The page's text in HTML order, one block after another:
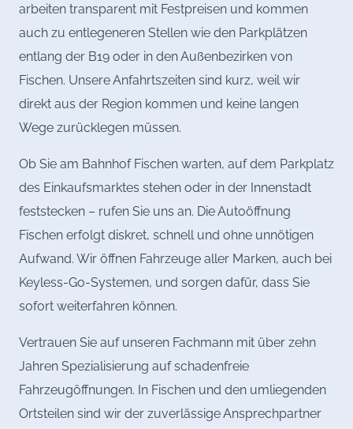
arbeiten transparent mit Festpreisen und kommen
auch zu entlegeneren Stellen wie den Parkplätzen
entlang der B19 oder in den Außenbezirken von
Fischen. Unsere Anfahrtszeiten sind kurz, weil wir
direkt aus der Region kommen und keine langen
Wege zurücklegen müssen.
Ob Sie am Bahnhof Fischen warten, auf dem Parkplatz
des Einkaufsmarktes stehen oder in der Innenstadt
feststecken – rufen Sie uns an. Die Autoöffnung
Fischen erfolgt diskret, schnell und ohne unnötigen
Aufwand. Wir öffnen Fahrzeuge aller Marken, auch bei
Keyless-Go-Systemen, und sorgen dafür, dass Sie
sofort weiterfahren können.
Vertrauen Sie auf unseren Fachmann mit über zehn
Jahren Spezialisierung auf schadenfreie
Fahrzeugöffnungen. In Fischen und den umliegenden
Ortsteilen sind wir der zuverlässige Ansprechpartner